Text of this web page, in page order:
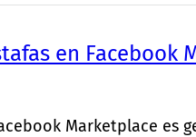
en Facebook
Marketplace es